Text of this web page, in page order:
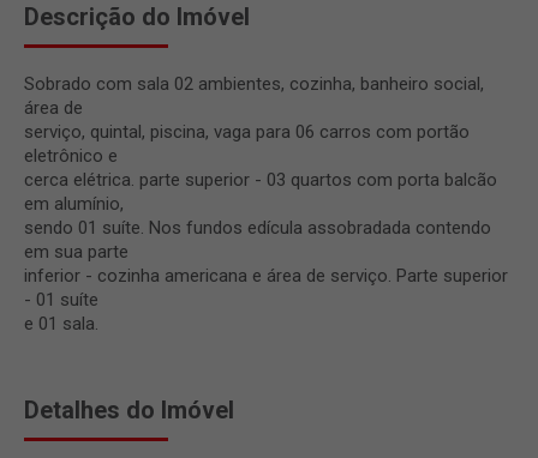
Descrição do Imóvel
Sobrado com sala 02 ambientes, cozinha, banheiro social,
área de
serviço, quintal, piscina, vaga para 06 carros com portão
eletrônico e
cerca elétrica. parte superior - 03 quartos com porta balcão
em alumínio,
sendo 01 suíte. Nos fundos edícula assobradada contendo
em sua parte
inferior - cozinha americana e área de serviço. Parte superior
- 01 suíte
e 01 sala.
Detalhes do Imóvel